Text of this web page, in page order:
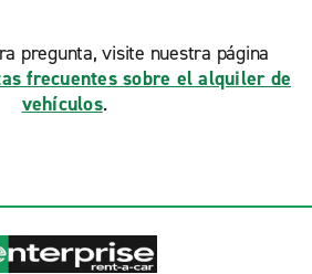
pregunta, visite nuestra página
frecuentes sobre el alquiler de
vehículos.